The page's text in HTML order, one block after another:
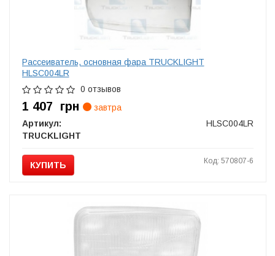
Рассеиватель, основная фара TRUCKLIGHT
HLSC004LR
0 отзывов
1 407 грн
завтра
Артикул:
HLSC004LR
TRUCKLIGHT
КУПИТЬ Код: 570807-6